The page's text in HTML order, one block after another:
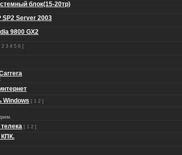
блок(15-20тр)
SP2 Server 2003
9800 GX2
2 3 4 5 6 ]
Windows [ 1 2 ]
[ 1 2 ]
КПК.